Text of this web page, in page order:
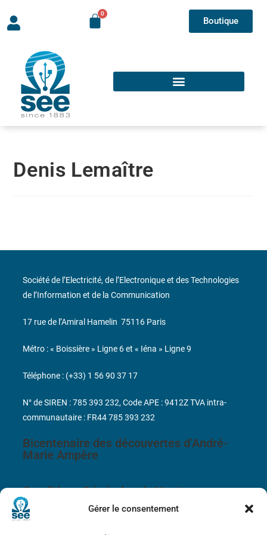
Gérer le consentement
Boutique
Denis Lemaître
Bicentenaire des découvertes d’André-
Marie Ampère
Conditions Générales de Vente
Société de l’Electricité, de l’Electronique et des Technologies
de l’Information et de la Communication
17 rue de l’Amiral Hamelin 75116 Paris
Métro : « Boissière » Ligne 6 et « Iéna » Ligne 9
Téléphone : (+33) 1 56 90 37 17
N° de SIREN : 785 393 232, Code APE : 9412Z TVA intra-
communautaire : FR44 785 393 232